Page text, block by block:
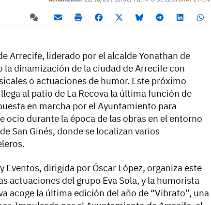
Arrecife, liderado por el alcalde Yonathan de
la dinamización de la ciudad de Arrecife con
o actuaciones de humor. Este próximo
al patio de La Recova la última función de
en marcha por el Ayuntamiento para
ocio durante la época de las obras en el entorno
San Ginés, donde se localizan varios
Eventos, dirigida por Óscar López, organiza este
actuaciones del grupo Eva Sola, y la humorista
acoge la última edición del año de “Vibrato”, una